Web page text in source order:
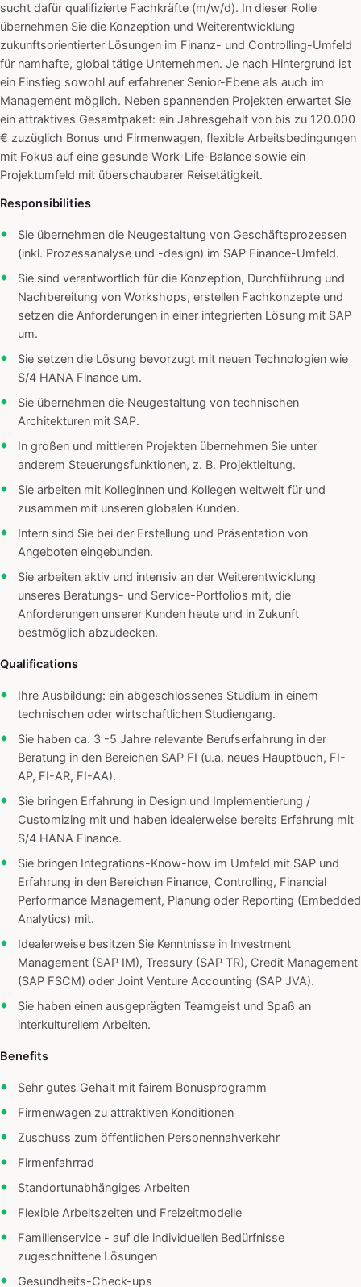
sucht dafür qualifizierte Fachkräfte (m/w/d). In dieser Rolle
übernehmen Sie die Konzeption und Weiterentwicklung
zukunftsorientierter Lösungen im Finanz- und Controlling-Umfeld
für namhafte, global tätige Unternehmen. Je nach Hintergrund ist
ein Einstieg sowohl auf erfahrener Senior-Ebene als auch im
Management möglich. Neben spannenden Projekten erwartet Sie
ein attraktives Gesamtpaket: ein Jahresgehalt von bis zu 120.000
€ zuzüglich Bonus und Firmenwagen, flexible Arbeitsbedingungen
mit Fokus auf eine gesunde Work-Life-Balance sowie ein
Projektumfeld mit überschaubarer Reisetätigkeit.
Responsibilities
Sie übernehmen die Neugestaltung von Geschäftsprozessen
(inkl. Prozessanalyse und -design) im SAP Finance-Umfeld.
Sie sind verantwortlich für die Konzeption, Durchführung und
Nachbereitung von Workshops, erstellen Fachkonzepte und
setzen die Anforderungen in einer integrierten Lösung mit SAP
um.
Sie setzen die Lösung bevorzugt mit neuen Technologien wie
S/4 HANA Finance um.
Sie übernehmen die Neugestaltung von technischen
Architekturen mit SAP.
In großen und mittleren Projekten übernehmen Sie unter
anderem Steuerungsfunktionen, z. B. Projektleitung.
Sie arbeiten mit Kolleginnen und Kollegen weltweit für und
zusammen mit unseren globalen Kunden.
Intern sind Sie bei der Erstellung und Präsentation von
Angeboten eingebunden.
Sie arbeiten aktiv und intensiv an der Weiterentwicklung
unseres Beratungs- und Service-Portfolios mit, die
Anforderungen unserer Kunden heute und in Zukunft
bestmöglich abzudecken.
Qualifications
Ihre Ausbildung: ein abgeschlossenes Studium in einem
technischen oder wirtschaftlichen Studiengang.
Sie haben ca. 3 -5 Jahre relevante Berufserfahrung in der
Beratung in den Bereichen SAP FI (u.a. neues Hauptbuch, FI-
AP, FI-AR, FI-AA).
Sie bringen Erfahrung in Design und Implementierung /
Customizing mit und haben idealerweise bereits Erfahrung mit
S/4 HANA Finance.
Sie bringen Integrations-Know-how im Umfeld mit SAP und
Erfahrung in den Bereichen Finance, Controlling, Financial
Performance Management, Planung oder Reporting (Embedded
Analytics) mit.
Idealerweise besitzen Sie Kenntnisse in Investment
Management (SAP IM), Treasury (SAP TR), Credit Management
(SAP FSCM) oder Joint Venture Accounting (SAP JVA).
Sie haben einen ausgeprägten Teamgeist und Spaß an
interkulturellem Arbeiten.
Benefits
Sehr gutes Gehalt mit fairem Bonusprogramm
Firmenwagen zu attraktiven Konditionen
Zuschuss zum öffentlichen Personennahverkehr
Firmenfahrrad
Standortunabhängiges Arbeiten
Flexible Arbeitszeiten und Freizeitmodelle
Familienservice - auf die individuellen Bedürfnisse
zugeschnittene Lösungen
Gesundheits-Check-ups